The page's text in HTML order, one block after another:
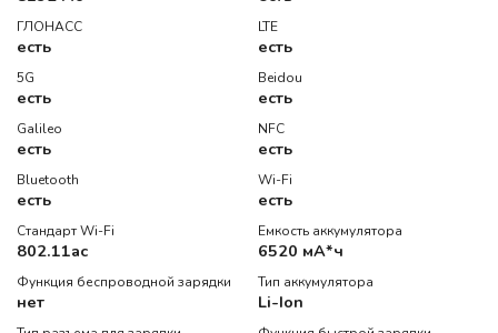
ГЛОНАСС
есть
LTE
есть
5G
есть
Beidou
есть
Galileo
есть
NFC
есть
Bluetooth
есть
Wi-Fi
есть
Стандарт Wi-Fi
802.11ac
Емкость аккумулятора
6520 мА*ч
Функция беспроводной зарядки
нет
Тип аккумулятора
Li-Ion